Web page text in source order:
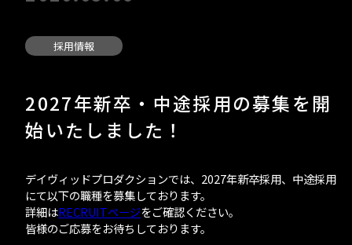
メッセージ
- 会社情報
- 部署紹介
INTERVIEWS
採用情報
2027年新卒・中途採用の募集を開
始いたしました！
デイヴィッドプロダクションでは、2027年新卒採用、中途採用
にて以下の職種を募集しております。
詳細はRECRUITページをご確認ください。
皆様のご応募をお待ちしております。